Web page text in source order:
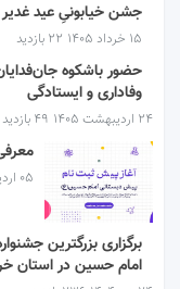
جشن خیابونیِ عید غدیر
۱۵ خرداد ۱۴۰۵ 22 بازدید
حضور باشکوه
وفاداری و ایستادگی
۲۴ اردیبهشت ۱۴۰۵ 49 بازدید
۰۵ اردیبهشت ۱۴۰۵
برگزاری بزرگترین
امام حسین در استان